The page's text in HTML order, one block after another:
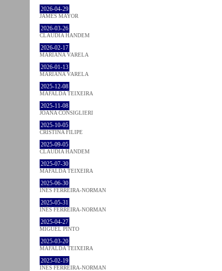
2026-04-29
JAMES MAYOR
2026-03-26
CLÁUDIA HANDEM
2026-02-17
MARIANA VARELA
2026-01-13
MARIANA VARELA
2025-12-08
MAFALDA TEIXEIRA
2025-11-08
JOANA CONSIGLIERI
2025-10-05
CRISTINA FILIPE
2025-09-05
CLÁUDIA HANDEM
2025-07-30
MAFALDA TEIXEIRA
2025-06-30
INÊS FERREIRA-NORMAN
2025-05-31
INÊS FERREIRA-NORMAN
2025-04-27
MIGUEL PINTO
2025-03-20
MAFALDA TEIXEIRA
2025-02-19
INÊS FERREIRA-NORMAN